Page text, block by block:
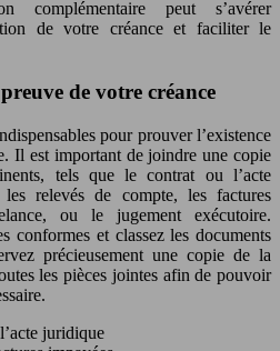
complémentaire peut s’avérer
de votre créance et faciliter le
de votre créance
pour prouver l’existence
Il est important de joindre une copie
tels que le contrat ou l’acte
relevés de compte, les factures
ou le jugement exécutoire.
conformes et classez les documents
précieusement une copie de la
les pièces jointes afin de pouvoir
juridique